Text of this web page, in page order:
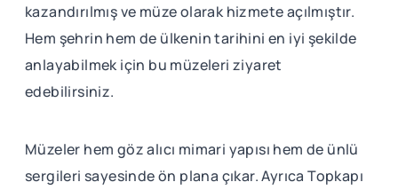
kazandırılmış ve müze olarak hizmete açılmıştır.
Hem şehrin hem de ülkenin tarihini en iyi şekilde
anlayabilmek için bu müzeleri ziyaret
edebilirsiniz.
Müzeler hem göz alıcı mimari yapısı hem de ünlü
sergileri sayesinde ön plana çıkar. Ayrıca Topkapı